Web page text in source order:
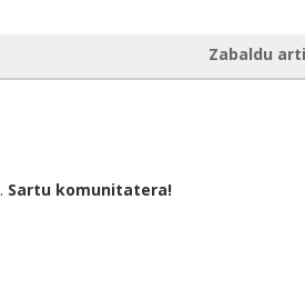
Zabaldu
Sartu komunitatera!